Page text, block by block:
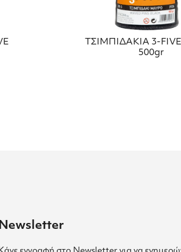
ΤΣΙΜΠΙΔΑΚΙΑ 3-
500gr